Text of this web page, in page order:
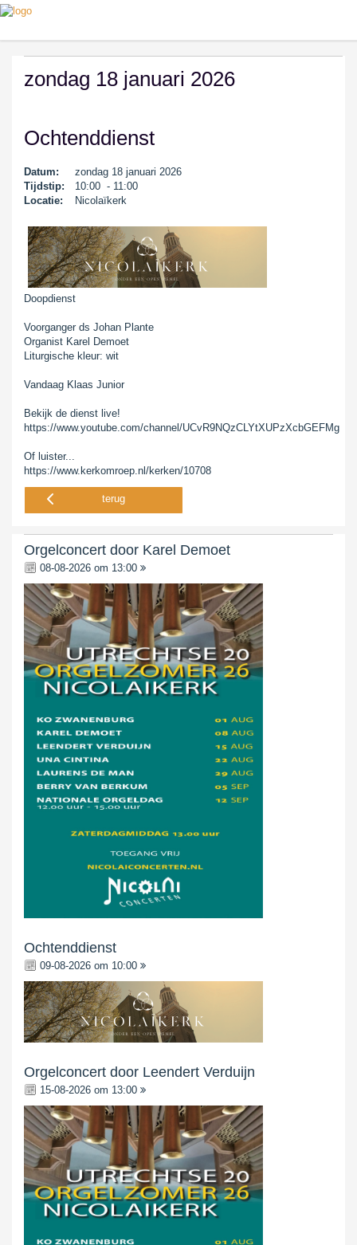
zondag 18 januari 2026
Ochtenddienst
Datum:
zondag 18 januari 2026
Tijdstip:
10:00 - 11:00
Locatie:
Nicolaïkerk
Doopdienst
Voorganger ds Johan Plante
Organist Karel Demoet
Liturgische kleur: wit
Vandaag Klaas Junior
Bekijk de dienst live!
https://www.youtube.com/channel/UCvR9NQzCLYtXUPzXcbGEFMg
Of luister...
https://www.kerkomroep.nl/kerken/10708
terug
Orgelconcert door Karel Demoet
08-08-2026 om 13:00
Ochtenddienst
09-08-2026 om 10:00
Orgelconcert door Leendert Verduijn
15-08-2026 om 13:00